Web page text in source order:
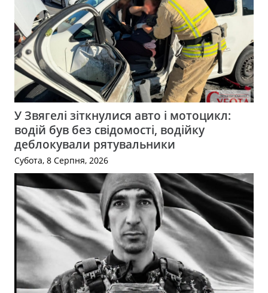
У Звягелі зіткнулися авто і мотоцикл:
водій був без свідомості, водійку
деблокували рятувальники
Субота, 8 Серпня, 2026